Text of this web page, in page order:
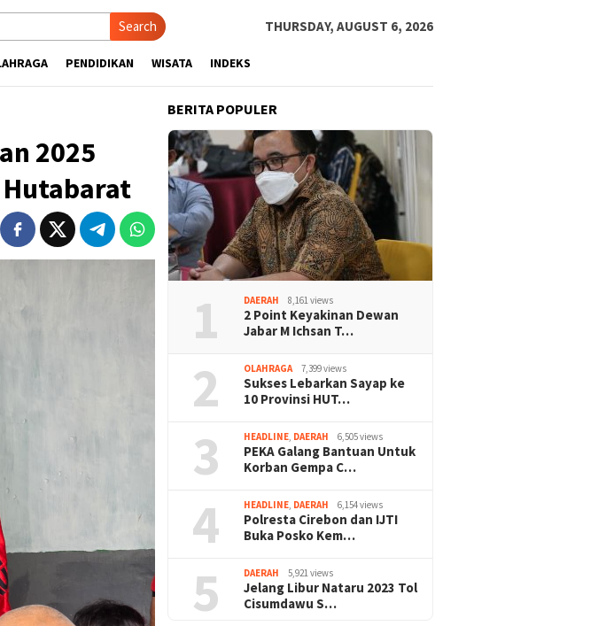
Search THURSDAY, AUGUST 6, 2026
PENDIDIKAN WISATA INDEKS
2025
BERITA POPULER
1 DAERAH 8,161 views
2 Point Keyakinan Dewan
Jabar M Ichsan T…
2 OLAHRAGA 7,399 views
Sukses Lebarkan Sayap ke
10 Provinsi HUT…
3 HEADLINE DAERAH 6,505 views
PEKA Galang Bantuan Untuk
Korban Gempa C…
4 HEADLINE DAERAH 6,154 views
Polresta Cirebon dan IJTI
Buka Posko Kem…
5 DAERAH 5,921 views
Jelang Libur Nataru 2023 Tol
Cisumdawu S…